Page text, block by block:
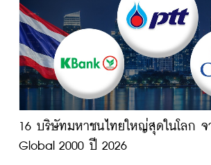
16 บริษัทมหาชนไทยใหญ่สุดในโลก จ
Global 2000 ปี 2026